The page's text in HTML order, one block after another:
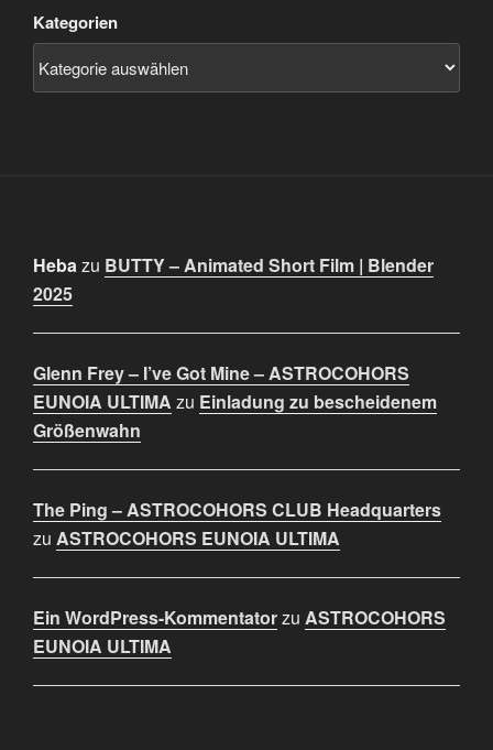
Kategorien
Hebazu BUTTY – Animated Short Film | Blender
2025
Glenn Frey – I’ve Got Mine – ASTROCOHORS
EUNOIA ULTIMA zu Einladung zu bescheidenem
Größenwahn
The Ping – ASTROCOHORS CLUB Headquarters
zu ASTROCOHORS EUNOIA ULTIMA
Ein WordPress-Kommentatorzu ASTROCOHORS
EUNOIA ULTIMA